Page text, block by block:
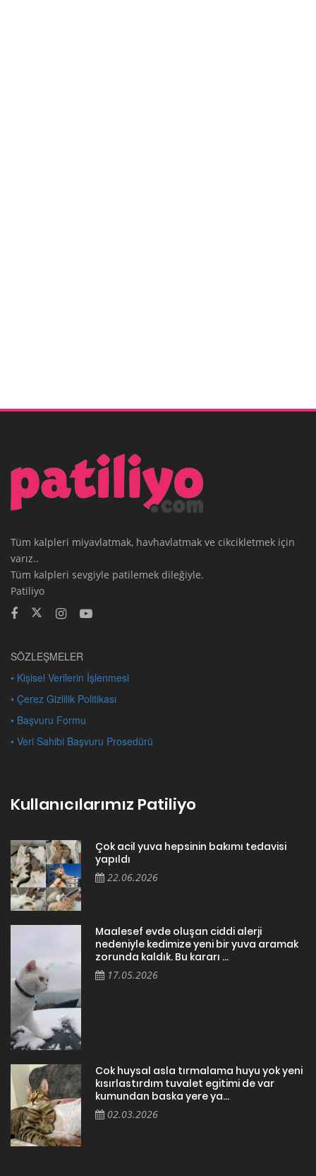
Tüm kalpleri miyavlatmak, havhavlatmak ve cikcikletmek için
varız..
Tüm kalpleri sevgiyle patilemek dileğiyle.
Patiliyo
SÖZLEŞMELER
• Kişisel Verilerin İşlenmesi
• Çerez Gizlilik Politikası
• Başvuru Formu
• Veri Sahibi Başvuru Prosedürü
Kullanıcılarımız Patiliyo
Çok acil yuva hepsinin bakımı tedavisi
yapıldı
22.06.2026
Maalesef evde oluşan ciddi alerji
nedeniyle kedimize yeni bir yuva aramak
zorunda kaldık. Bu kararı ...
17.05.2026
Cok huysal asla tırmalama huyu yok yeni
kısırlastırdım tuvalet egitimi de var
kumundan baska yere ya...
02.03.2026